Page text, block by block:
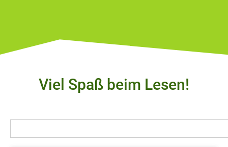
Viel Spaß beim Lesen!